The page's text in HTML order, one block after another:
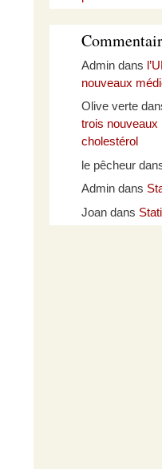
Admindans
nouveaux
Olive verte
trois nouveaux
cholestérol
le pêcheur
Admindans
Joandans